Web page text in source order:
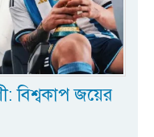
বিশ্বকাপ জয়ের